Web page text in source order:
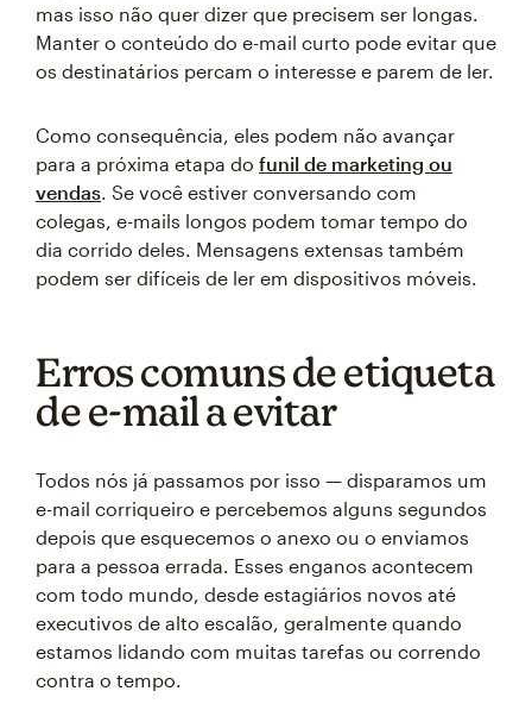
mas isso não quer dizer que precisem ser longas.
Manter o conteúdo do e-mail curto pode evitar que
os destinatários percam o interesse e parem de ler.
Como consequência, eles podem não avançar
para a próxima etapa do funil de marketing ou
vendas. Se você estiver conversando com
colegas, e-mails longos podem tomar tempo do
dia corrido deles. Mensagens extensas também
podem ser difíceis de ler em dispositivos móveis.
Erros comuns de etiqueta
de e-mail a evitar
Todos nós já passamos por isso — disparamos um
e-mail corriqueiro e percebemos alguns segundos
depois que esquecemos o anexo ou o enviamos
para a pessoa errada. Esses enganos acontecem
com todo mundo, desde estagiários novos até
executivos de alto escalão, geralmente quando
estamos lidando com muitas tarefas ou correndo
contra o tempo.